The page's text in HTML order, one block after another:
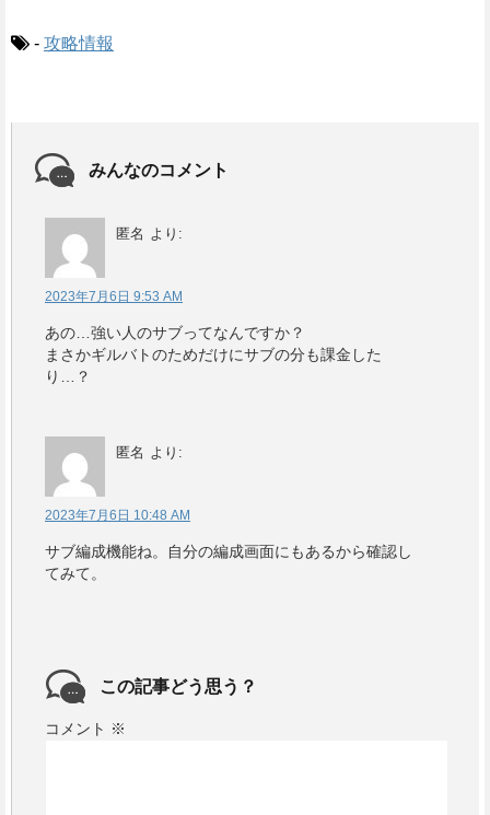
- 攻略情報
みんなのコメント
匿名 より:
2023年7月6日 9:53 AM
あの…強い人のサブってなんですか？
まさかギルバトのためだけにサブの分も課金した
り…？
匿名 より:
2023年7月6日 10:48 AM
サブ編成機能ね。自分の編成画面にもあるから確認し
てみて。
この記事どう思う？
コメント ※